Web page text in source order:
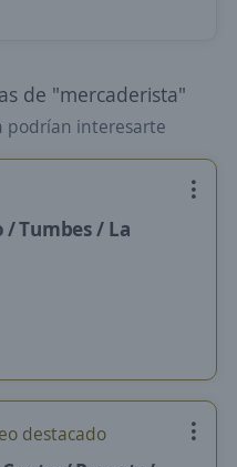
de "mercaderista"
podrían interesarte
/ Tumbes / La
destacado